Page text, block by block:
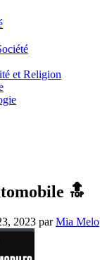
et Religion
🔝
2023 parMia Melo